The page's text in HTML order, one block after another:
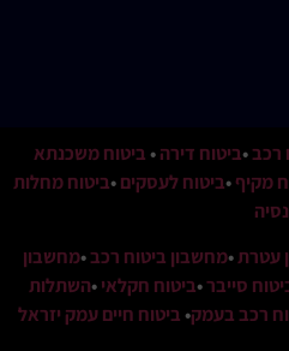
רכב•ביטוח דירה•ביטוח משכנתא
מקיף•ביטוח לעסקים•ביטוח מחלות
עטרת•מחשבון ביטוח רכב•מחשבון
סייבר•ביטוח חקלאי•השתלות
רכב בעמק•ביטוח חיים עמק יזראל